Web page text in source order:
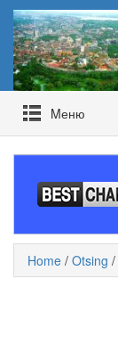
Mеню
Home / Otsing /